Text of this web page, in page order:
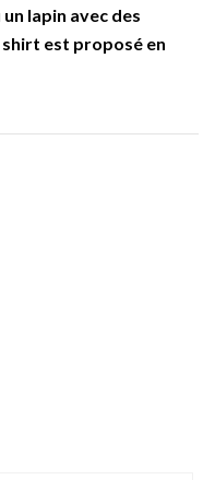
lapin avec des
shirt est proposé en